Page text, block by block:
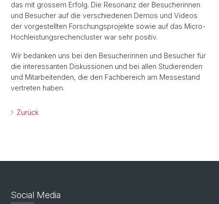
das mit grossem Erfolg. Die Resonanz der Besucherinnen
und Besucher auf die verschiedenen Demos und Videos
der vorgestellten Forschungsprojekte sowie auf das Micro-
Hochleistungsrechencluster war sehr positiv.
Wir bedanken uns bei den Besucherinnen und Besucher für
die interessanten Diskussionen und bei allen Studierenden
und Mitarbeitenden, die den Fachbereich am Messestand
vertreten haben.
Zurück
Social Media